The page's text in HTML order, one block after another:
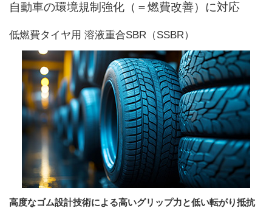
自動車の環境規制強化（＝燃費改善）に対応
低燃費タイヤ用 溶液重合SBR（SSBR）
高度なゴム設計技術による高いグリップ力と低い転がり抵抗